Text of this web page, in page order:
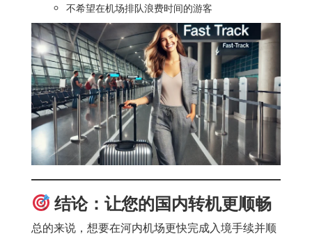
不希望在机场排队浪费时间的游客
结论：让您的国内转机更顺畅
总的来说，想要在河内机场更快完成入境手续并顺